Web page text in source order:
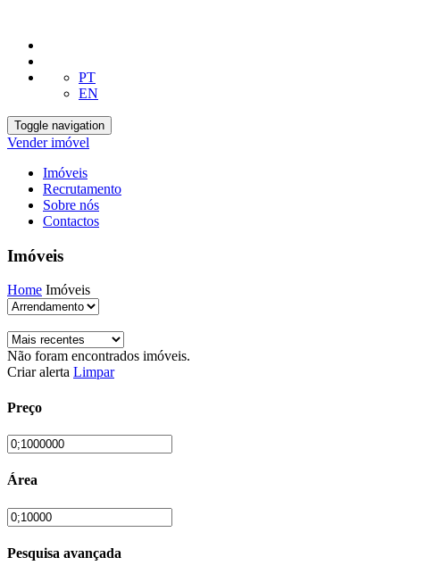
PT
EN
Toggle navigation
Vender imóvel
Imóveis
Recrutamento
Sobre nós
Contactos
Imóveis
Home Imóveis
Não foram encontrados imóveis.
Criar alerta Limpar
Preço
Área
Pesquisa avançada